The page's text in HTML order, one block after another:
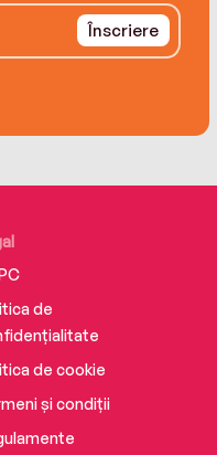
Crowley, this
Înscriere
de
de cookie
și condiții